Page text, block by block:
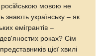
російською мовою не
знають українську – як
емігрантів –
роках? Сім
цієї хвилі